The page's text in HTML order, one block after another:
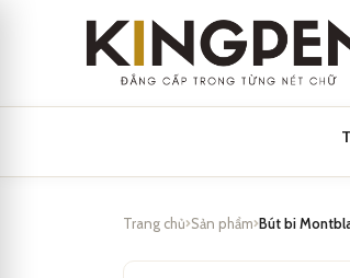
Trang chủ Sản phẩm Bút bi